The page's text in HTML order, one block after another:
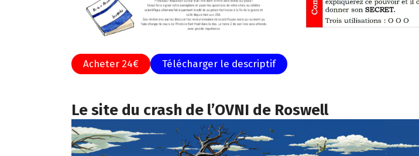
Acheter 24€ Télécharger le descriptif
Le site du crash de l’OVNI de Roswell